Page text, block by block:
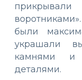
были
украшали
камнями и
деталями.